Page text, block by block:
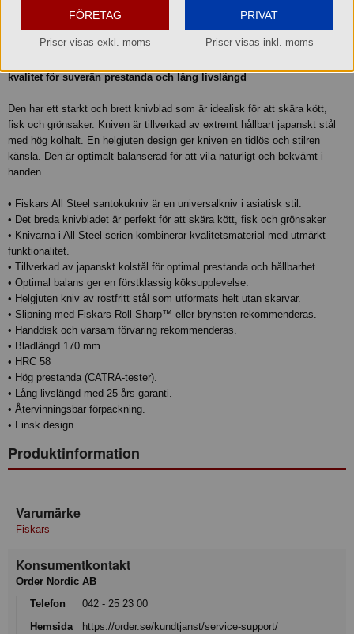
Beskrivning
kvalitet för suverän prestanda och lång livslängd
Den har ett starkt och brett knivblad som är idealisk för att skära kött,
fisk och grönsaker. Kniven är tillverkad av extremt hållbart japanskt stål
med hög kolhalt. En helgjuten design ger kniven en tidlös och stilren
känsla. Den är optimalt balanserad för att vila naturligt och bekvämt i
handen.
• Fiskars All Steel santokukniv är en universalkniv i asiatisk stil.
• Det breda knivbladet är perfekt för att skära kött, fisk och grönsaker
• Knivarna i All Steel-serien kombinerar kvalitetsmaterial med utmärkt
funktionalitet.
• Tillverkad av japanskt kolstål för optimal prestanda och hållbarhet.
• Optimal balans ger en förstklassig köksupplevelse.
• Helgjuten kniv av rostfritt stål som utformats helt utan skarvar.
• Slipning med Fiskars Roll-Sharp™ eller brynsten rekommenderas.
• Handdisk och varsam förvaring rekommenderas.
• Bladlängd 170 mm.
• HRC 58
• Hög prestanda (CATRA-tester).
• Lång livslängd med 25 års garanti.
• Återvinningsbar förpackning.
• Finsk design.
Produktinformation
Varumärke
Fiskars
Konsumentkontakt
Order Nordic AB
Telefon
042 - 25 23 00
Hemsida
https://order.se/kundtjanst/service-support/
FÖRETAG
Priser visas exkl. moms
PRIVAT
Priser visas inkl. moms